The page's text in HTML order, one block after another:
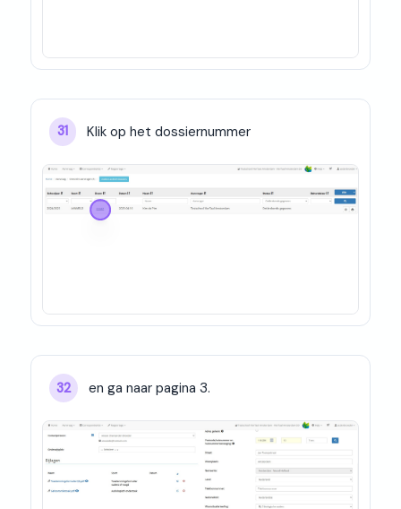
31 Klik op het dossiernummer
32 en ga naar pagina 3.